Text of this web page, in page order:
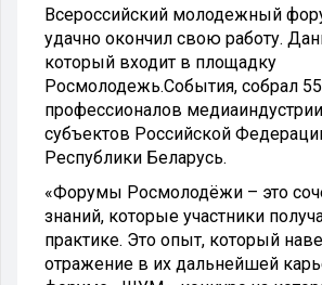
Всероссийский молодежный
удачно окончил свою работу.
который входит в площадку
Росмолодежь.События, собрал
профессионалов
субъектов Российской
Республики Беларусь.
«Форумы Росмолодёжи – это
знаний, которые участники
практике. Это опыт, который
отражение в их дальнейшей